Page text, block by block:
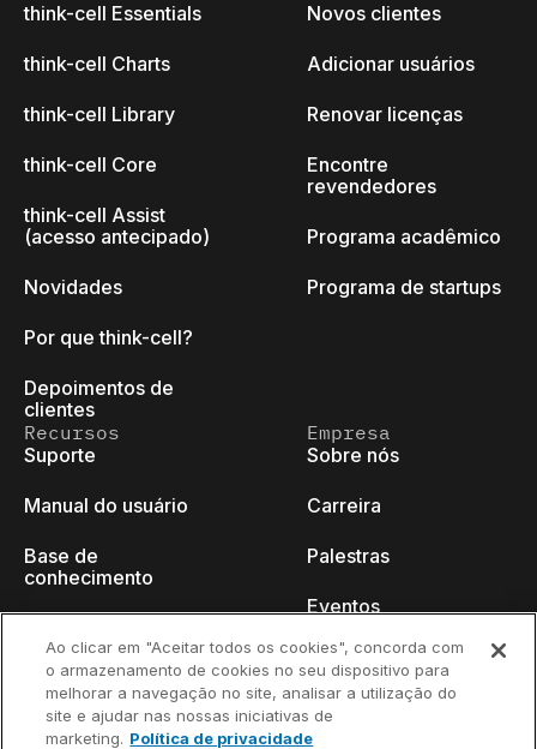
think-cell Essentials
think-cell Charts
think-cell Library
think-cell Core
think-cell Assist
(acesso antecipado)
Novidades
Por que think-cell?
Depoimentos de
clientes
Novos clientes
Adicionar usuários
Renovar licenças
Encontre
revendedores
Programa acadêmico
Programa de startups
Recursos
Suporte
Manual do usuário
Base de
conhecimento
Tutoriais em vídeo
Centro de conteúdo
Empresa
Sobre nós
Carreira
Palestras
Eventos
Blog do programador
Fale conosco
Ao clicar em "Aceitar todos os cookies", concorda com
o armazenamento de cookies no seu dispositivo para
melhorar a navegação no site, analisar a utilização do
site e ajudar nas nossas iniciativas de
marketing. Política de privacidade